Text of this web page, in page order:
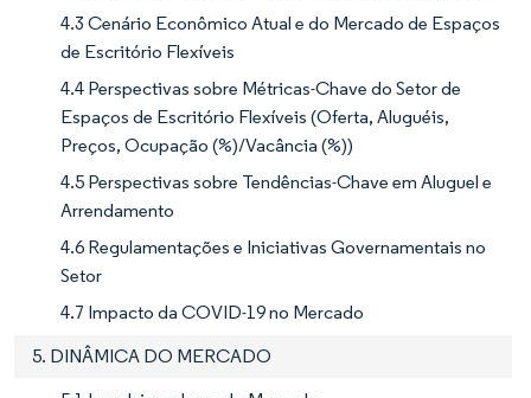
4.3 Cenário Econômico Atual e do Mercado de Espaços
de Escritório Flexíveis
4.4 Perspectivas sobre Métricas-Chave do Setor de
Espaços de Escritório Flexíveis (Oferta, Aluguéis,
Preços, Ocupação (%)/Vacância (%))
4.5 Perspectivas sobre Tendências-Chave em Aluguel e
Arrendamento
4.6 Regulamentações e Iniciativas Governamentais no
Setor
4.7 Impacto da COVID-19 no Mercado
5. DINÂMICA DO MERCADO